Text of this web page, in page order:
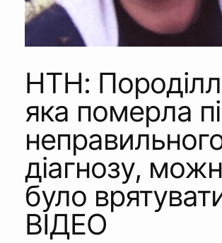
НТН:
яка померла
діагнозу,
було
ВІДЕО